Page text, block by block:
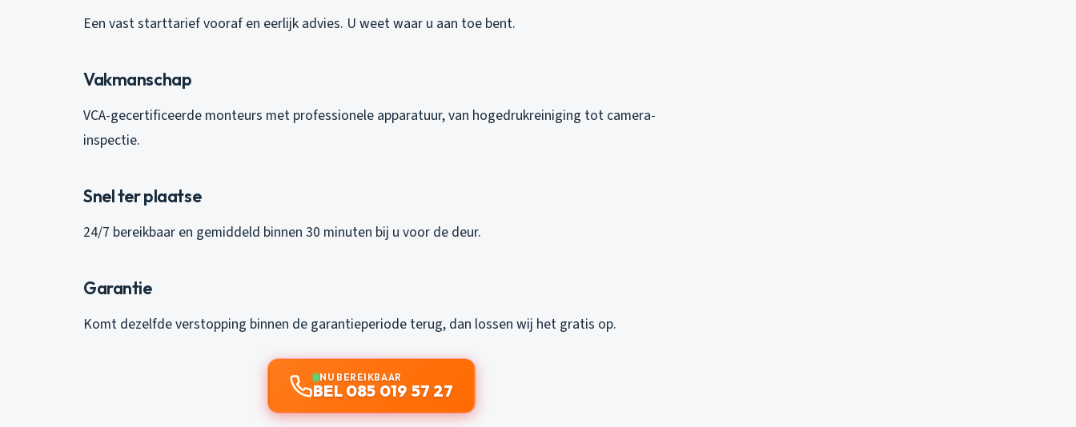
Een vast starttarief vooraf en eerlijk advies. U weet waar u aan toe bent.
Vakmanschap
VCA-gecertificeerde monteurs met professionele apparatuur, van hogedrukreiniging tot camera-
inspectie.
Snel ter plaatse
24/7 bereikbaar en gemiddeld binnen 30 minuten bij u voor de deur.
Garantie
Komt dezelfde verstopping binnen de garantieperiode terug, dan lossen wij het gratis op.
NU BEREIKBAAR
BEL 085 019 57 27